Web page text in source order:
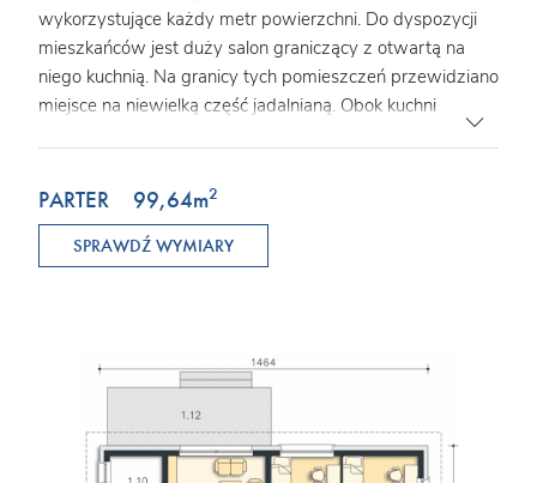
wykorzystujące każdy metr powierzchni. Do dyspozycji
mieszkańców jest duży salon graniczący z otwartą na
niego kuchnią. Na granicy tych pomieszczeń przewidziano
miejsce na niewielką część jadalnianą. Obok kuchni
gospodarcze, zlokalizowane przy wiatrołapie. Prosta,
proporcjonalna bryła gwarantuje niewysokie koszty
wybudowania tego domu. W projekcie przewidziano
PARTER 99,64m2
SPRAWDŹ WYMIARY